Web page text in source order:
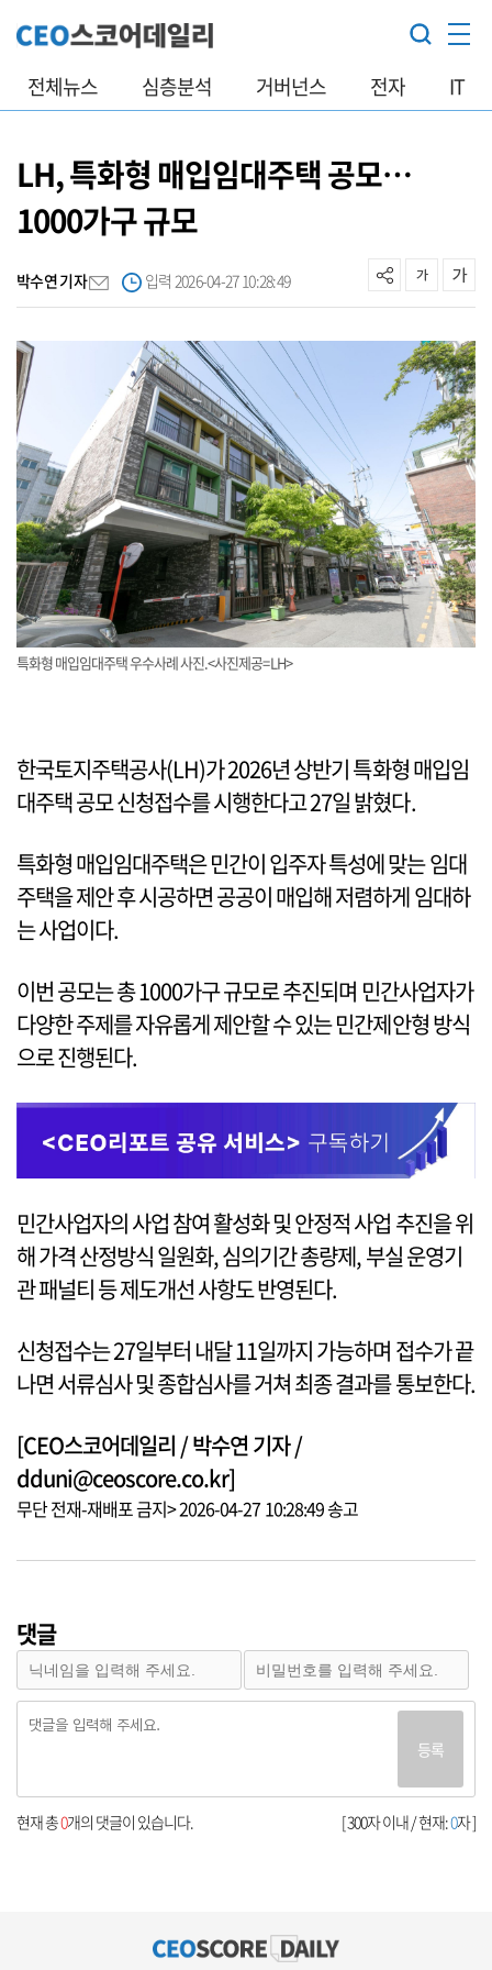
전체뉴스 심층분석 거버넌스 전자 IT
LH, 특화형 매입임대주택 공모…
1000가구 규모
박수연 기자 입력 2026-04-27 10:28:49
특화형 매입임대주택 우수사례 사진.<사진제공=LH>
한국토지주택공사(LH)가 2026년 상반기 특화형 매입임
대주택 공모 신청접수를 시행한다고 27일 밝혔다.
특화형 매입임대주택은 민간이 입주자 특성에 맞는 임대
주택을 제안 후 시공하면 공공이 매입해 저렴하게 임대하
는 사업이다.
이번 공모는 총 1000가구 규모로 추진되며 민간사업자가
다양한 주제를 자유롭게 제안할 수 있는 민간제안형 방식
으로 진행된다.
민간사업자의 사업 참여 활성화 및 안정적 사업 추진을 위
해 가격 산정방식 일원화, 심의기간 총량제, 부실 운영기
관 패널티 등 제도개선 사항도 반영된다.
신청접수는 27일부터 내달 11일까지 가능하며 접수가 끝
나면 서류심사 및 종합심사를 거쳐 최종 결과를 통보한다.
[CEO스코어데일리 / 박수연 기자 /
dduni@ceoscore.co.kr]
무단 전재-재배포 금지> 2026-04-27 10:28:49 송고
댓글
등록
[ 300자 이내 / 현재:0자 ]
현재 총0개의 댓글이 있습니다.